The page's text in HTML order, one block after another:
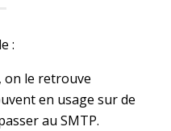
:
on le retrouve
en usage sur de
au SMTP.